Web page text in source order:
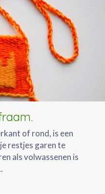
of rond, is een
restjes garen te
als volwassenen is